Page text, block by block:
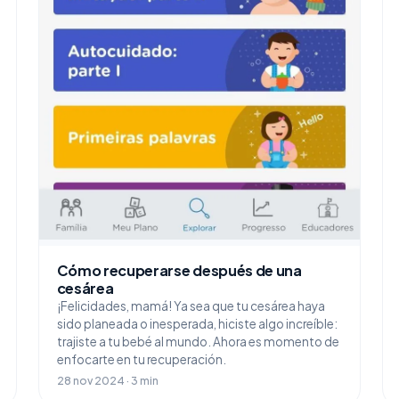
Cómo recuperarse después de una
cesárea
¡Felicidades, mamá! Ya sea que tu cesárea haya
sido planeada o inesperada, hiciste algo increíble:
trajiste a tu bebé al mundo. Ahora es momento de
enfocarte en tu recuperación.
28 nov 2024 · 3 min